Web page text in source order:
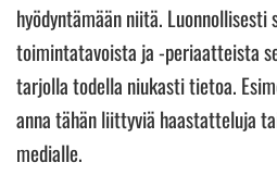
hyödyntämään niitä.
toimintatavoista ja -periaatteista
tarjolla todella niukasti tietoa.
anna tähän liittyviä haastatteluja
medialle.